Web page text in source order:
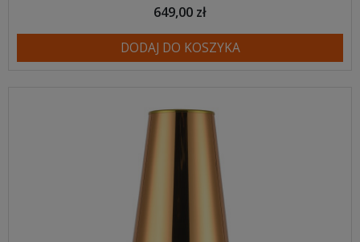
649,00 zł
DODAJ DO KOSZYKA